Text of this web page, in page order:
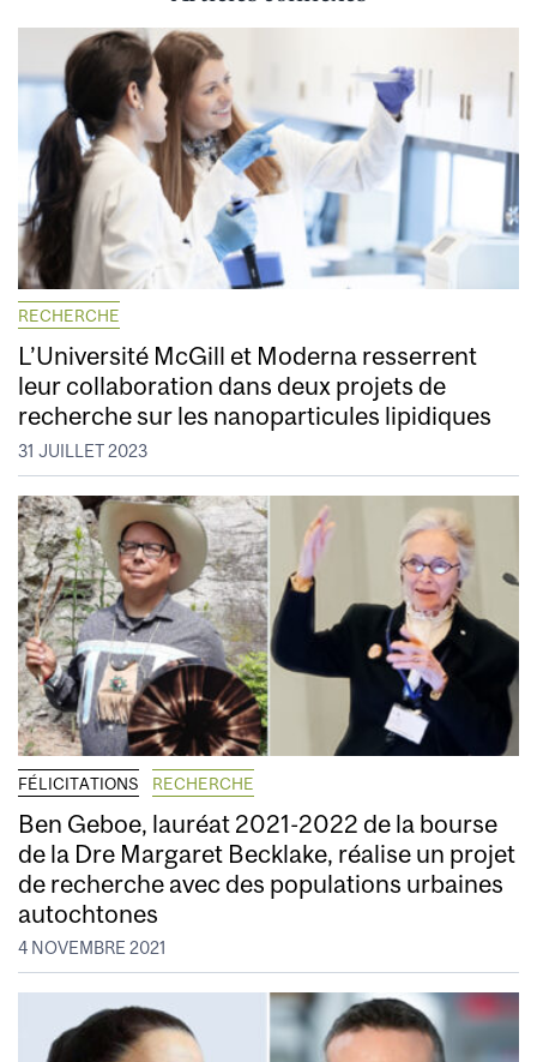
RECHERCHE
L’Université McGill et Moderna resserrent
leur collaboration dans deux projets de
recherche sur les nanoparticules lipidiques
31 JUILLET 2023
FÉLICITATIONS RECHERCHE
Ben Geboe, lauréat 2021-2022 de la bourse
de la Dre Margaret Becklake, réalise un projet
de recherche avec des populations urbaines
autochtones
4 NOVEMBRE 2021